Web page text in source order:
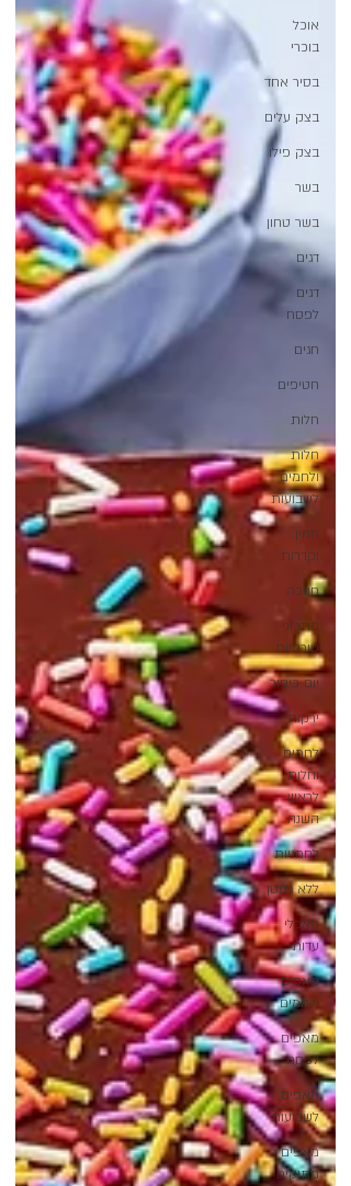
אוכל
בוכרי
בסיר אחד
בצק עלים
בצק פילו
בשר
בשר טחון
דגים
דגים
לפסח
חגים
חטיפים
חלות
חלות
ולחמים
לשבועות
חמין
וקדרות
חנוכה
מתכוני
טורטיות
יום כיפור
ירקות
לחמים
וחלות
לראש
השנה
לחמניות
ללא גלוטן
מאכלי
עדות
מאפים
ולחמים
מאפים
לפסח
מאפים
לשבועות
מאפים
מתוקים